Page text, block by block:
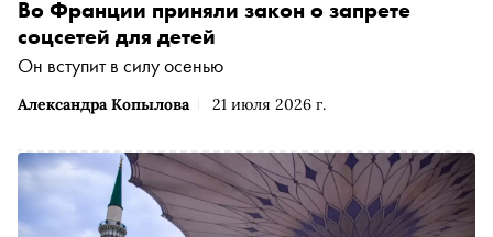
Александра Копылова 21 июля 2026 г.
Во Франции приняли закон о запрете
соцсетей для детей
Он вступит в силу осенью